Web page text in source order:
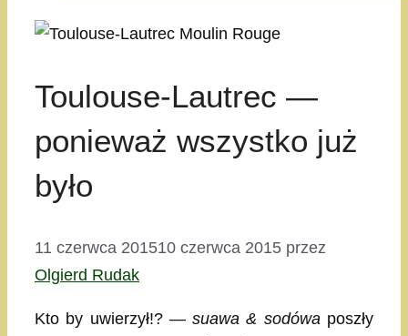
Toulouse-Lautrec —
ponieważ wszystko już
było
11 czerwca 201510 czerwca 2015 przez
Olgierd Rudak
Kto by uwierzył!? —suawa & sodówaposzły